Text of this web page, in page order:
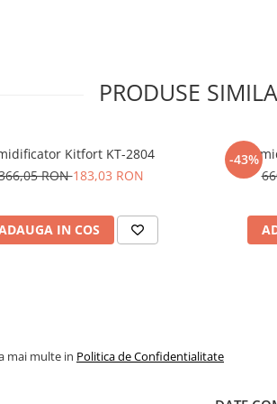
aerisiți produsul timp de
PRODUSE
Kitfort KT-2804
RON183,03 RON
IN COS
-43%
mai multe in Politica de Confidentialitate